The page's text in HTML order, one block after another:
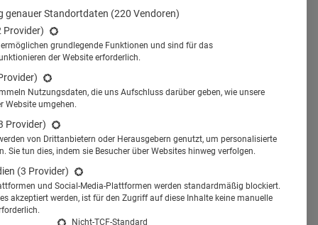
genauer Standortdaten (220 Vendoren)
Provider)
ermöglichen grundlegende Funktionen und sind für das
der Website erforderlich.
Nutzungsdaten, die uns Aufschluss darüber geben, wie unsere
Website umgehen.
Provider)
von Drittanbietern oder Herausgebern genutzt, um personalisierte
Sie tun dies, indem sie Besucher über Websites hinweg verfolgen.
(3 Provider)
und Social-Media-Plattformen werden standardmäßig blockiert.
akzeptiert werden, ist für den Zugriff auf diese Inhalte keine manuelle
Nicht-TCF-Standard